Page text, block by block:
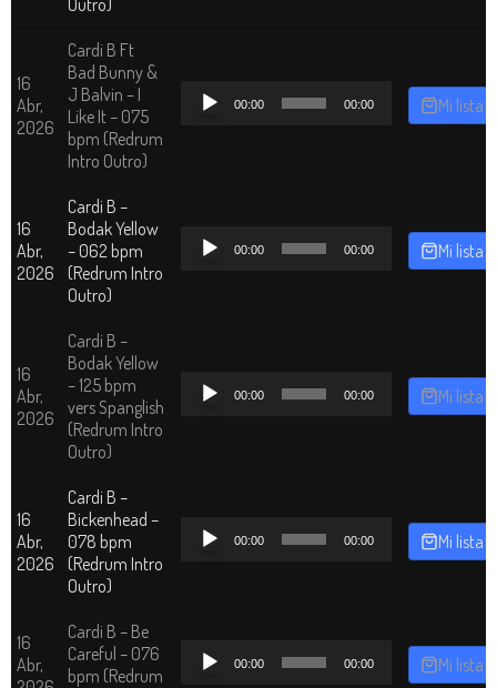
16
Abr,
2026
Cardi B Ft
Bad Bunny &
J Balvin – I
Like It – 075
bpm (Redrum
Intro Outro)
Reproductor
00:00 00:00 Mi lista
16
Abr,
2026
Cardi B –
Bodak Yellow
– 062 bpm
(Redrum Intro
Outro)
Reproductor
00:00 00:00 Mi lista
16
Abr,
2026
Cardi B –
Bodak Yellow
– 125 bpm
vers Spanglish
(Redrum Intro
Outro)
Reproductor
00:00 00:00 Mi lista
16
Abr,
2026
Cardi B –
Bickenhead –
078 bpm
(Redrum Intro
Outro)
Reproductor
00:00 00:00 Mi lista
16
Abr,
Cardi B – Be
Careful – 076
bpm (Redrum
Reproductor
00:00 00:00 Mi lista